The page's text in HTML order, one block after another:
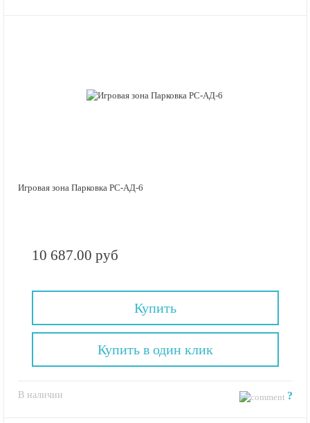
Игровая зона Парковка РС-АД-6
10 687.00 руб
Купить
В наличии ?
Купить в один клик